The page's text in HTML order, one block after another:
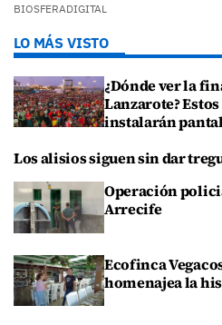
BIOSFERADIGITAL
LO MÁS VISTO
¿Dónde ver la
Lanzarote?
instalarán
Los alisios siguen sin dar
Operación
Arrecife
Ecofinca
homenajea la